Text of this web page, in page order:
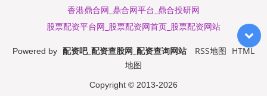
香港鼎合网_鼎合网平台_鼎合投研网
股票配资平台网_股票配资网首页_股票配资网站
Powered by 配资吧_配资查股网_配资查询网站 RSS地图 HTML
地图
Copyright © 2013-2026